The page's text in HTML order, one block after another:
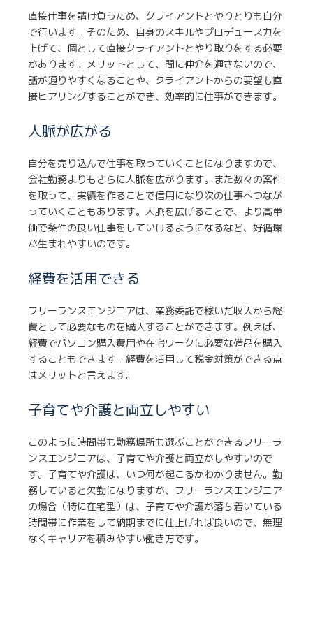
直接仕事を請け負うため、クライアントとやりとりも自分
で行います。そのため、自身のスキルやプロデュース力を
上げて、個として直接クライアントとやり取りをする必要
があります。メリットとして、間に仲介を通さないので、
話が通りやすくなることや、クライアントからの要望も直
接ヒアリングすることができ、効率的に仕事ができます。
人脈が広がる
自分を売り込んで仕事を取っていくことになりますので、
会社勤務よりもさらに人脈を広がります。また数々の案件
を取って、実績を作ることで信用になり次の仕事へつなが
っていくこともあります。人脈を広げることで、より高単
価で条件の良い仕事をしていけるようになるなど、好循環
が生まれやすいのです。
経費を活用できる
フリーランスエンジニアは、業務委託で稼いだ収入から経
費として必要なものを購入することができます。例えば、
経費でパソコン購入費用や在宅ワークに必要な備品を購入
することもできます。経費を活用して税金対策ができる点
はメリットと言えます。
子育てや介護と両立しやすい
このように時間帯も勤務場所も選ぶことができるフリーラ
ンスエンジニアは、子育てや介護と両立がしやすいので
す。子育てや介護は、いつ何が起こるかわかりません。勤
務していると欠勤になりますが、フリーランスエンジニア
の場合（特に在宅型）は、子育てや介護が落ち着いている
時間帯に作業をして納期までに仕上げれば良いので、無理
なくキャリアを積みやすい働き方です。